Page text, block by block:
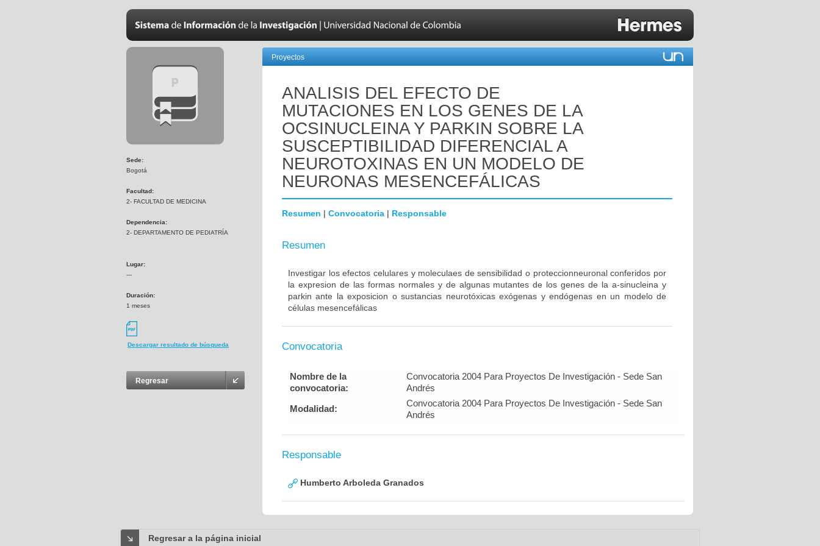
Sede:
Bogotá
Facultad:
2- FACULTAD DE MEDICINA
Dependencia:
2- DEPARTAMENTO DE PEDIATRÍA
Lugar:
---
Duración:
1 meses
Descargar resultado de búsqueda
Regresar
Proyectos
ANALISIS DEL EFECTO DE
MUTACIONES EN LOS GENES DE LA
OCSINUCLEINA Y PARKIN SOBRE LA
SUSCEPTIBILIDAD DIFERENCIAL A
NEUROTOXINAS EN UN MODELO DE
NEURONAS MESENCEFÁLICAS
Resumen | Convocatoria | Responsable
Resumen
Investigar los efectos celulares y moleculaes de sensibilidad o proteccionneuronal conferidos por
la expresion de las formas normales y de algunas mutantes de los genes de la a-sinucleina y
parkin ante la exposicion o sustancias neurotóxicas exógenas y endógenas en un modelo de
células mesencefálicas
Convocatoria
Nombre de la
convocatoria:
Convocatoria 2004 Para Proyectos De Investigación - Sede San
Andrés
Modalidad:
Convocatoria 2004 Para Proyectos De Investigación - Sede San
Andrés
Responsable
Humberto Arboleda Granados
Regresar a la página inicial